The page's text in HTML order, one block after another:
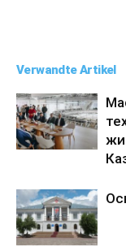
Verwandte Artikel